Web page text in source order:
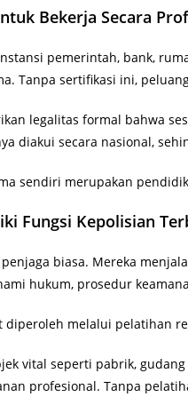
Bekerja Secara
pemerintah, bank,
Tanpa sertifikasi ini,
legalitas formal bahwa
diakui secara nasional,
sendiri merupakan
Fungsi Kepolisian
biasa. Mereka
hukum, prosedur
diperoleh melalui pelatihan
vital seperti pabrik,
profesional. Tanpa